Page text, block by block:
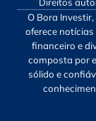
O Bora
oferece
financeiro e
composta por
sólido e